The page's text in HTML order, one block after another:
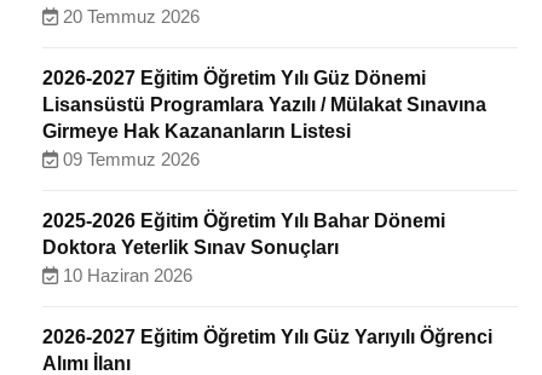
20 Temmuz 2026
2026-2027 Eğitim Öğretim Yılı Güz Dönemi
Lisansüstü Programlara Yazılı / Mülakat Sınavına
Girmeye Hak Kazananların Listesi
09 Temmuz 2026
2025-2026 Eğitim Öğretim Yılı Bahar Dönemi
Doktora Yeterlik Sınav Sonuçları
10 Haziran 2026
2026-2027 Eğitim Öğretim Yılı Güz Yarıyılı Öğrenci
Alımı İlanı